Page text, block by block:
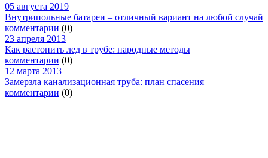
05 августа 2019
Внутрипольные батареи – отличный вариант на любой случай
комментарии (0)
23 апреля 2013
Как растопить лед в трубе: народные методы
комментарии (0)
12 марта 2013
Замерзла канализационная труба: план спасения
комментарии (0)